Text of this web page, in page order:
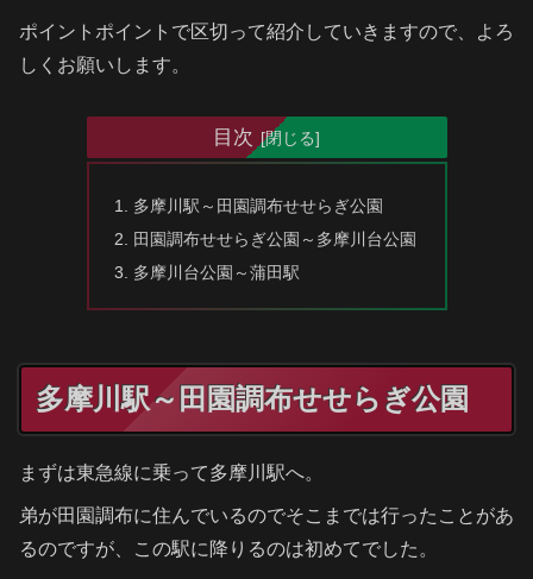
ポイントポイントで区切って紹介していきますので、よろ
しくお願いします。
目次
多摩川駅～田園調布せせらぎ公園
田園調布せせらぎ公園～多摩川台公園
多摩川台公園～蒲田駅
多摩川駅～田園調布せせらぎ公園
まずは東急線に乗って多摩川駅へ。
弟が田園調布に住んでいるのでそこまでは行ったことがあ
るのですが、この駅に降りるのは初めてでした。